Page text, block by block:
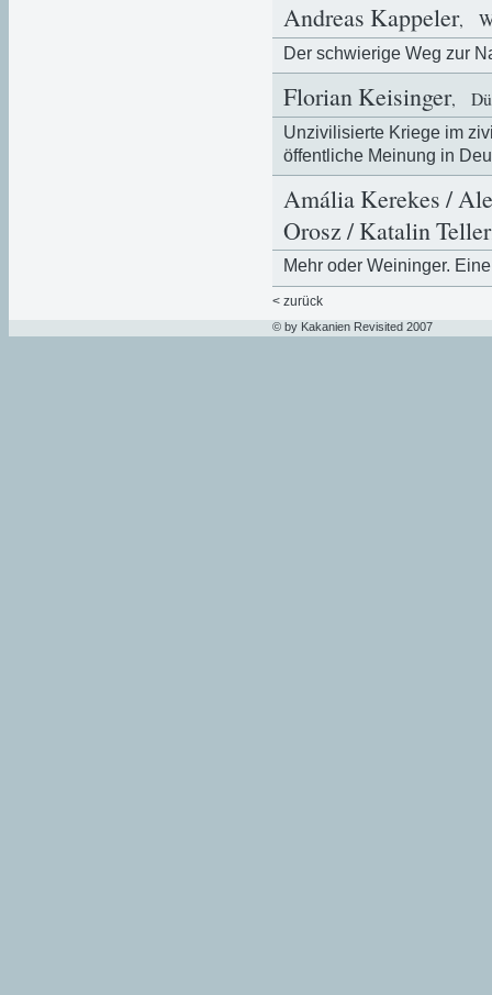
Andreas Kappeler,
Der schwierige Weg zur
Florian Keisinger,
Unzivilisierte Kriege im
öffentliche Meinung in
Amália Kerekes /
Orosz / Katalin Teller
Mehr oder Weininger.
< zurück
© by Kakanien Revisited 2007